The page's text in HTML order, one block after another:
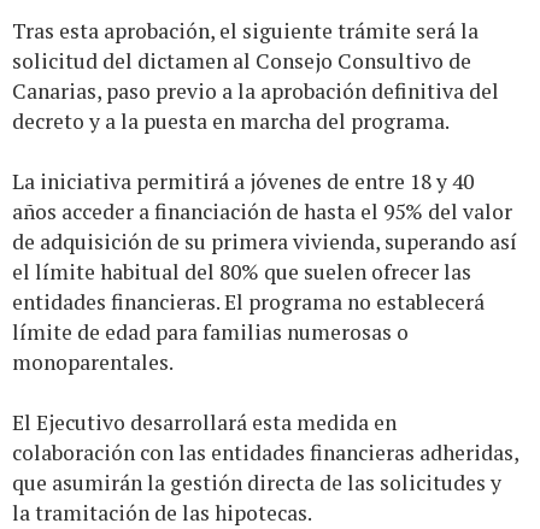
Tras esta aprobación, el siguiente trámite será la
solicitud del dictamen al Consejo Consultivo de
Canarias, paso previo a la aprobación definitiva del
decreto y a la puesta en marcha del programa.
La iniciativa permitirá a jóvenes de entre 18 y 40
años acceder a financiación de hasta el 95% del valor
de adquisición de su primera vivienda, superando así
el límite habitual del 80% que suelen ofrecer las
entidades financieras. El programa no establecerá
límite de edad para familias numerosas o
monoparentales.
El Ejecutivo desarrollará esta medida en
colaboración con las entidades financieras adheridas,
que asumirán la gestión directa de las solicitudes y
la tramitación de las hipotecas.